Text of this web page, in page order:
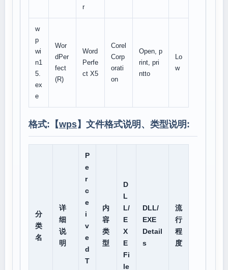
r
w
p
wi
n1
5.
ex
e
Wor
dPer
fect
(R)
Word
Perfe
ct X5
Corel
Corp
orati
on
Open, p
rint, pri
ntto
Lo
w
格式:【wps】文件格式说明、类型说明:
分
类
名
详
细
说
明
P
e
r
c
e
i
v
e
d
T
内
容
类
型
D
L
L/
E
X
E
Fi
le
DLL/
EXE
Detail
s
流
行
程
度